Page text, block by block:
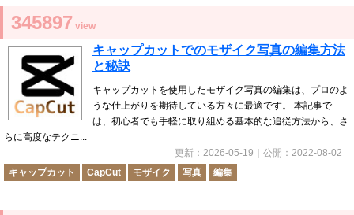
345897 view
キャップカットでのモザイク写真の編集方法
と秘訣
キャップカットを使用したモザイク写真の編集は、プロのよ
うな仕上がりを期待している方々に最適です。 本記事で
は、初心者でも手軽に取り組める基本的な追従方法から、さ
らに高度なテクニ...
更新： 2026-05-19 ｜公開： 2022-08-02
キャップカット
CapCut モザイク 写真 編集